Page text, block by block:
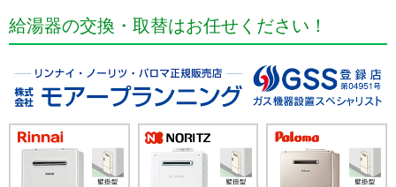
給湯器の交換・取替はお任せください！